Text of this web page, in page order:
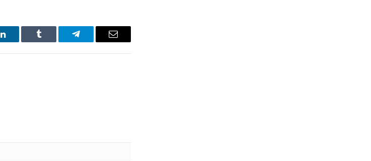
LinkedIn Tumblr TelegramaCorreo